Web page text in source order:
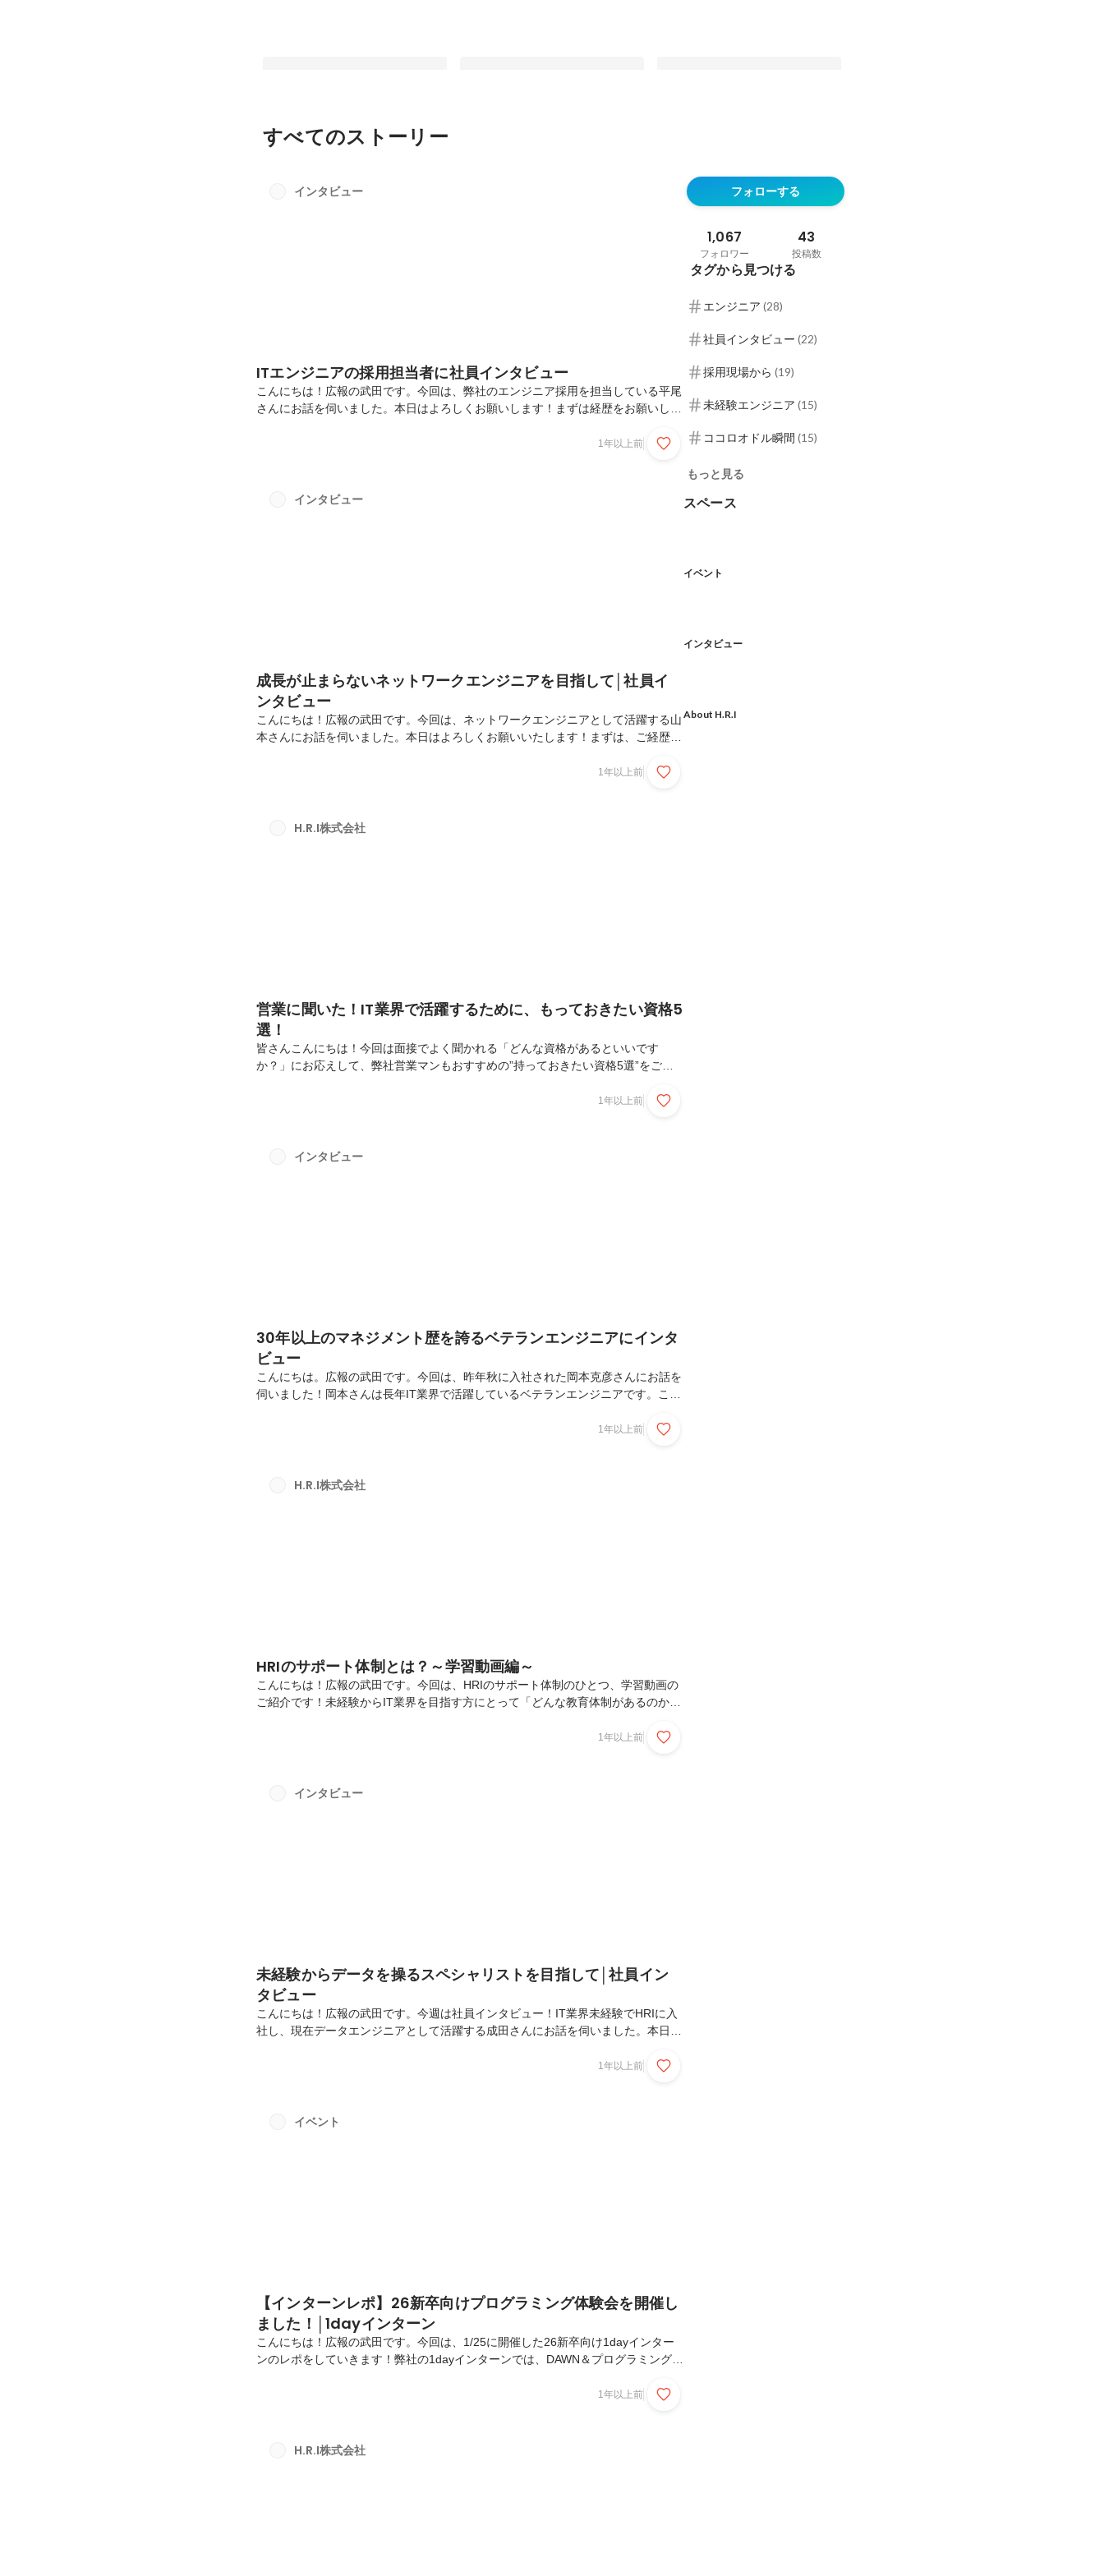
最新順で表示 最新順で表示
すべてのストーリー
インタビュー
ITエンジニアの採用担当者に社員インタビュー
こんにちは！広報の武田です。今回は、弊社のエンジニア採用を担当している平尾
さんにお話を伺いました。本日はよろしくお願いします！まずは経歴をお願いしま
HRIに入社しました。未経験からのスタートだったので、入社後はDAWNやカリキ
いました。顧客から頂く要件書をもとに外部設計を行ったり、システムのレビュー
1年以上前
インタビュー
成長が止まらないネットワークエンジニアを目指して│社員イ
ンタビュー
こんにちは！広報の武田です。今回は、ネットワークエンジニアとして活躍する山
本さんにお話を伺いました。本日はよろしくお願いいたします！まずは、ご経歴を
前の現場はPMO案件で、大手保険会社のネットワークを担当し、現在は、ネット
たんですけど、当時はWeb系のサイト制作やプログラミングがメインで、ITに興味
1年以上前
H.R.I株式会社
営業に聞いた！IT業界で活躍するために、もっておきたい資格5
選！
皆さんこんにちは！今回は面接でよく聞かれる「どんな資格があるといいです
か？」にお応えして、弊社営業マンもおすすめの”持っておきたい資格5選”をご紹
いけど、何から始めればいいかわからない…」という方におすすめなのが基本情報
セキュリティなどの基礎知識を幅広く学ぶことができるため、IT業界を目指す最初
1年以上前
インタビュー
30年以上のマネジメント歴を誇るベテランエンジニアにインタ
ビュー
こんにちは。広報の武田です。今回は、昨年秋に入社された岡本克彦さんにお話を
伺いました！岡本さんは長年IT業界で活躍しているベテランエンジニアです。これ
願いします。まずは、ご経歴をお願いします。1社目は証券会社でソフトウェアや
かな。大手飲食メーカーの情報システムに勤めていました。各種管理システムの開
1年以上前
H.R.I株式会社
HRIのサポート体制とは？～学習動画編～
こんにちは！広報の武田です。今回は、HRIのサポート体制のひとつ、学習動画の
ご紹介です！未経験からIT業界を目指す方にとって「どんな教育体制があるのか」
と多く、前職が接客業、営業、事務など様々な経歴の社員が在籍しています！IT知
学習動画は、一番最初に触れる基礎のコンテンツ！入社が決まり次第お渡ししてい
1年以上前
インタビュー
未経験からデータを操るスペシャリストを目指して│社員イン
タビュー
こんにちは！広報の武田です。今週は社員インタビュー！IT業界未経験でHRIに入
社し、現在データエンジニアとして活躍する成田さんにお話を伺いました。本日は
しくお願いします！わたしはHRIが3社目でして、1社目ではパティシエ、2社目で
在はクレジット会社のデータエンジニアとしてデータベースの保守運用に従事して
1年以上前
イベント
【インターンレポ】26新卒向けプログラミング体験会を開催し
ました！│1dayインターン
こんにちは！広報の武田です。今回は、1/25に開催した26新卒向け1dayインター
ンのレポをしていきます！弊社の1dayインターンでは、DAWN＆プログラミング体
エンジニアの擬似体験をすることができちゃいます！DAWNとは？『DAWN』は
ます。現在DAWNには3つのコースがあり、どのように進めていくかは入社後の面
1年以上前
H.R.I株式会社
フォローする
1,067
フォロワー
43
投稿数
タグから見つける
エンジニア (28)
社員インタビュー (22)
採用現場から (19)
未経験エンジニア (15)
ココロオドル瞬間 (15)
もっと見る
スペース
イベント
インタビュー
About H.R.I